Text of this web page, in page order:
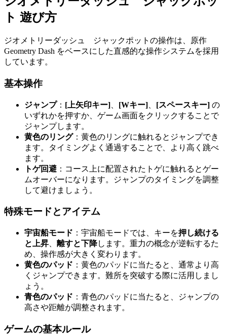
ト 遊び方
ジオメトリーダッシュ ジャックポットの操作は、原作
Geometry Dash をベースにした直感的な操作システムを採用
しています。
基本操作
ジャンプ： [上矢印キー] [Wキー] [スペースキー] の
いずれかを押すか、ゲーム画面をクリックすることで
ジャンプします。
黄色のリング：黄色のリングに触れるとジャンプでき
ます。タイミングよく通過することで、より高く跳べ
ます。
トゲ回避 ：コース上に配置されたトゲに触れるとゲー
ムオーバーになります。ジャンプのタイミングを調整
して避けましょう。
特殊モードとアイテム
宇宙船モード ：宇宙船モードでは、キーを押し続ける
と上昇
離すと下降します。重力の概念が逆転するた
め、操作感が大きく変わります。
黄色のパッド ：黄色のパッドに当たると、通常より高
くジャンプできます。難所を突破する際に活用しまし
ょう。
青色のパッド ：青色のパッドに当たると、ジャンプの
高さや距離が調整されます。
ゲームの基本ルール